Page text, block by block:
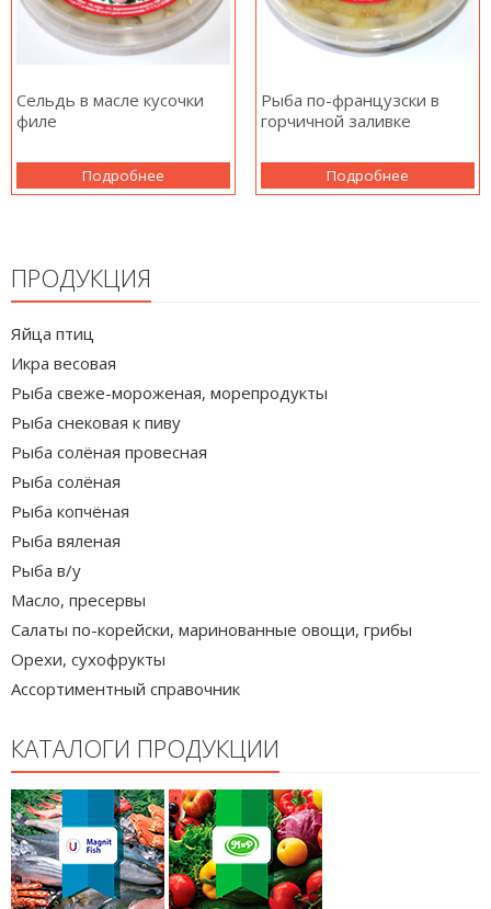
Сельдь в масле кусочки
филе
Подробнее
Рыба по-французски в
горчичной заливке
Подробнее
ПРОДУКЦИЯ
Яйца птиц
Икра весовая
Рыба свеже-мороженая, морепродукты
Рыба снековая к пиву
Рыба солёная провесная
Рыба солёная
Рыба копчёная
Рыба вяленая
Рыба в/у
Масло, пресервы
Салаты по-корейски, маринованные овощи, грибы
Орехи, сухофрукты
Ассортиментный справочник
КАТАЛОГИ ПРОДУКЦИИ